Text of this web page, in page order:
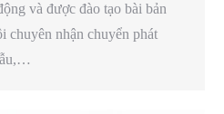
và được đào tạo bài bản
chuyên nhận chuyển phát